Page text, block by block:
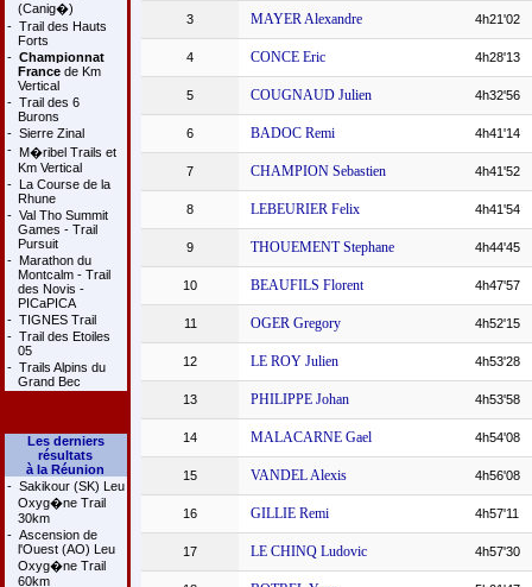
(Canig�)
- Trail des Hauts
Forts
- Championnat
Francede Km
Vertical
- Trail des 6
Burons
- Sierre Zinal
- M�ribel Trails et
Km Vertical
- La Course de la
Rhune
- Val Tho Summit
Games - Trail
Pursuit
- Marathon du
Montcalm - Trail
des Novis -
PICaPICA
- TIGNES Trail
- Trail des Etoiles
05
- Trails Alpins du
Grand Bec
Les derniers
résultats
à la Réunion
- Sakikour (SK) Leu
Oxyg�ne Trail
30km
- Ascension de
l'Ouest (AO) Leu
Oxyg�ne Trail
60km
3 MAYER Alexandre 4h21'02
4 CONCE Eric 4h28'13
5 COUGNAUD Julien 4h32'56
6 BADOC Remi 4h41'14
7 CHAMPION Sebastien 4h41'52
8 LEBEURIER Felix 4h41'54
9 THOUEMENT Stephane 4h44'45
10 BEAUFILS Florent 4h47'57
11 OGER Gregory 4h52'15
12 LE ROY Julien 4h53'28
13 PHILIPPE Johan 4h53'58
14 MALACARNE Gael 4h54'08
15 VANDEL Alexis 4h56'08
16 GILLIE Remi 4h57'11
17 LE CHINQ Ludovic 4h57'30